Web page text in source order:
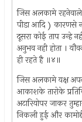
जिस अलकामे
पीडा आदि ) कारणसे
दूसरा कोई ताप उन्हे
अनुभव नही होता ।
ही रहते है ॥४॥
जिस अलकामे यक्ष
आकाशके तारोके
अटारियोपर जाकर
निकली हुई और